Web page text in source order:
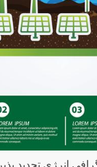
انرژی تجدید پذیر